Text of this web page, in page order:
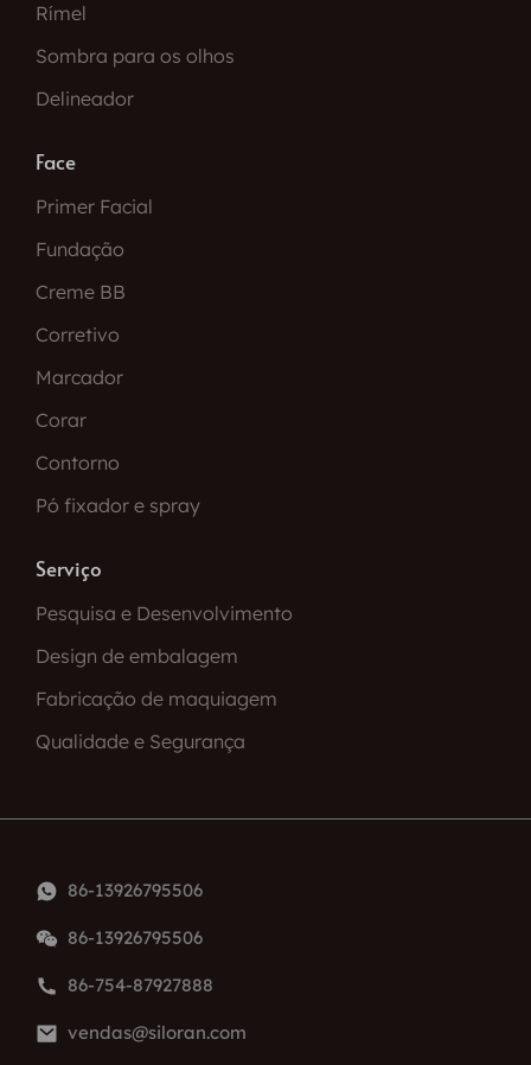
Rímel
Sombra para os olhos
Delineador
Face
Primer Facial
Fundação
Creme BB
Corretivo
Marcador
Corar
Contorno
Pó fixador e spray
Serviço
Pesquisa e Desenvolvimento
Design de embalagem
Fabricação de maquiagem
Qualidade e Segurança
86-13926795506
86-13926795506
86-754-87927888
vendas@siloran.com